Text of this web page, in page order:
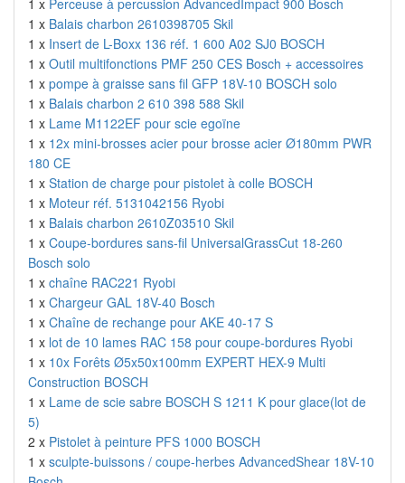
1 x Perceuse à percussion AdvancedImpact 900 Bosch
1 x Balais charbon 2610398705 Skil
1 x Insert de L-Boxx 136 réf. 1 600 A02 SJ0 BOSCH
1 x Outil multifonctions PMF 250 CES Bosch + accessoires
1 x pompe à graisse sans fil GFP 18V-10 BOSCH solo
1 x Balais charbon 2 610 398 588 Skil
1 x Lame M1122EF pour scie egoïne
1 x 12x mini-brosses acier pour brosse acier Ø180mm PWR
180 CE
1 x Station de charge pour pistolet à colle BOSCH
1 x Moteur réf. 5131042156 Ryobi
1 x Balais charbon 2610Z03510 Skil
1 x Coupe-bordures sans-fil UniversalGrassCut 18-260
Bosch solo
1 x chaîne RAC221 Ryobi
1 x Chargeur GAL 18V-40 Bosch
1 x Chaîne de rechange pour AKE 40-17 S
1 x lot de 10 lames RAC 158 pour coupe-bordures Ryobi
1 x 10x Forêts Ø5x50x100mm EXPERT HEX-9 Multi
Construction BOSCH
1 x Lame de scie sabre BOSCH S 1211 K pour glace(lot de
5)
2 x Pistolet à peinture PFS 1000 BOSCH
1 x sculpte-buissons / coupe-herbes AdvancedShear 18V-10